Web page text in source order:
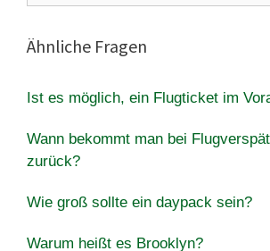
Ähnliche Fragen
Ist es möglich, ein Flugticket im
Wann bekommt man bei
zurück?
Wie groß sollte ein daypack sein?
Warum heißt es Brooklyn?